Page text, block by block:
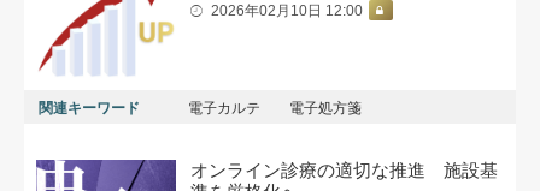
2026年02月10日 12:00
関連キーワード 電子カルテ 電子処方箋
オンライン診療の適切な推進 施設基